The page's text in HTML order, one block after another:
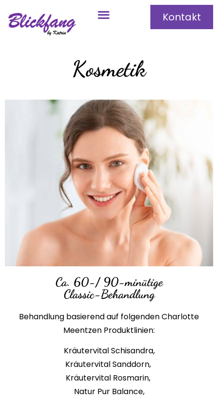
Kontakt
Kosmetik
Ca. 60-/ 90-minütige
Classic-Behandlung
Behandlung basierend auf folgenden Charlotte
Meentzen Produktlinien:
Kräutervital Schisandra,
Kräutervital Sanddorn,
Kräutervital Rosmarin,
Natur Pur Balance,